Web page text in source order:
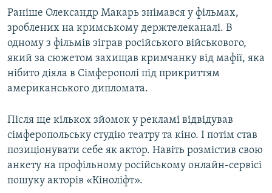
Раніше Олександр Макарь знімався у фільмах,
зроблених на кримському держтелеканалі. В
одному з фільмів зіграв російського військового,
який за сюжетом захищав кримчанку від мафії, яка
нібито діяла в Сімферополі під прикриттям
американського дипломата.
Після ще кількох зйомок у рекламі відвідував
сімферопольську студію театру та кіно. І потім став
позиціонувати себе як актор. Навіть розмістив свою
анкету на профільному російському онлайн-сервісі
пошуку акторів «Кіноліфт».